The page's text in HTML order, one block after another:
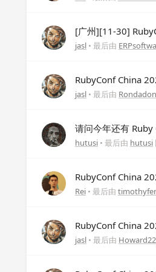
[广州][11-30]
jasl • 最后由
RubyConf China
jasl • 最后由
请问今年还有 Ruby
hutusi • 最后由 hutusi
RubyConf China
Rei • 最后由
RubyConf China
jasl • 最后由 Howard22